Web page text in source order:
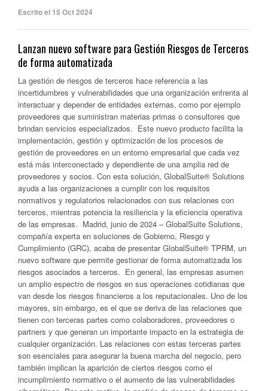
Escrito el 15 Oct 2024
Lanzan nuevo software para Gestión Riesgos de Terceros
de forma automatizada
La gestión de riesgos de terceros hace referencia a las
incertidumbres y vulnerabilidades que una organización enfrenta al
interactuar y depender de entidades externas, como por ejemplo
proveedores que suministran materias primas o consultores que
brindan servicios especializados. Este nuevo producto facilita la
implementación, gestión y optimización de los procesos de
gestión de proveedores en un entorno empresarial que cada vez
está más interconectado y dependiente de una amplia red de
proveedores y socios. Con esta solución, GlobalSuite® Solutions
ayuda a las organizaciones a cumplir con los requisitos
normativos y regulatorios relacionados con sus relaciones con
terceros, mientras potencia la resiliencia y la eficiencia operativa
de las empresas. Madrid, junio de 2024 – GlobalSuite Solutions,
compañía experta en soluciones de Gobierno, Riesgo y
Cumplimiento (GRC), acaba de presentar GlobalSuite® TPRM, un
nuevo software que permite gestionar de forma automatizada los
riesgos asociados a terceros. En general, las empresas asumen
un amplio espectro de riesgos en sus operaciones cotidianas que
van desde los riesgos financieros a los reputacionales. Uno de los
mayores, sin embargo, es el que se deriva de las relaciones que
tienen con terceras partes como colaboradores, proveedores o
partners y que generan un importante impacto en la estrategia de
cualquier organización. Las relaciones con estas terceras partes
son esenciales para asegurar la buena marcha del negocio, pero
también implican la aparición de ciertos riesgos como el
incumplimiento normativo o el aumento de las vulnerabilidades